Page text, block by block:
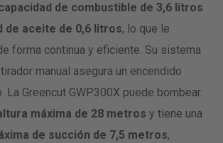
de combustible de 3,6 litros
de aceite de 0,6 litros, lo que le
forma continua y eficiente. Su sistema
manual asegura un encendido
La Greencut GWP300X puede bombear
máxima de 28 metros y tiene una
de succión de 7,5 metros,